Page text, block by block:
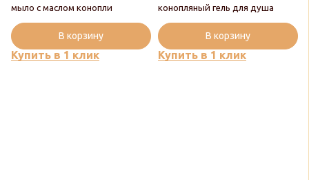
мыло с маслом конопли
Купить в 1 клик
В корзину
конопляный гель для душа
Купить в 1 клик
В корзину